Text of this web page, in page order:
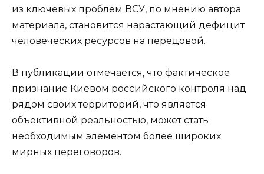
из ключевых проблем ВСУ, по мнению автора
материала, становится нарастающий дефицит
человеческих ресурсов на передовой.
В публикации отмечается, что фактическое
признание Киевом российского контроля над
рядом своих территорий, что является
объективной реальностью, может стать
необходимым элементом более широких
мирных переговоров.